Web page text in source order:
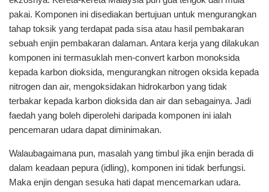
pakai. Komponen ini disediakan bertujuan untuk mengurangkan
tahap toksik yang terdapat pada sisa atau hasil pembakaran
sebuah enjin pembakaran dalaman. Antara kerja yang dilakukan
komponen ini termasuklah men-convert karbon monoksida
kepada karbon dioksida, mengurangkan nitrogen oksida kepada
nitrogen dan air, mengoksidakan hidrokarbon yang tidak
terbakar kepada karbon dioksida dan air dan sebagainya. Jadi
faedah yang boleh diperolehi daripada komponen ini ialah
pencemaran udara dapat diminimakan.
Walaubagaimana pun, masalah yang timbul jika enjin berada di
dalam keadaan pepura (idling), komponen ini tidak berfungsi.
Maka enjin dengan sesuka hati dapat mencemarkan udara.